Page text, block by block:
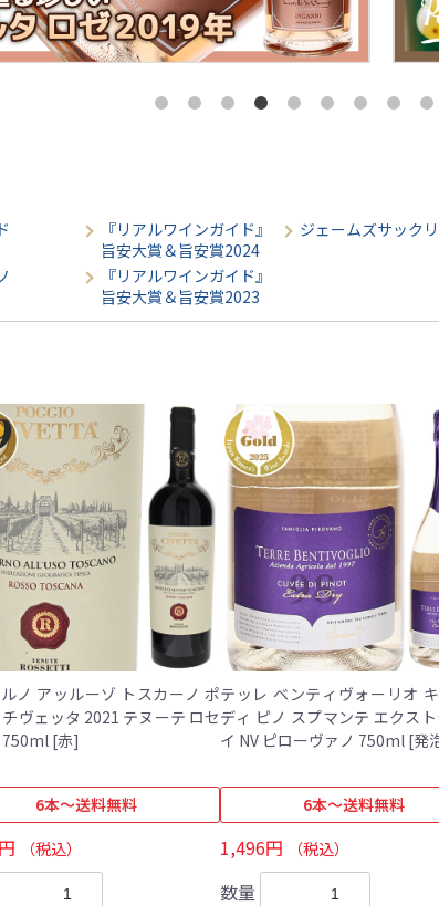
『リアルワインガイド』
旨安大賞＆旨安賞2024
ジェームズサック
『リアルワインガイド』
旨安大賞＆旨安賞2023
ノ アッルーゾ トスカーノ ポ
ヴェッタ 2021 テヌーテ ロセ
ッティ 750ml [赤]
6本～送料無料
（税込）
テッレ ベンティヴォーリオ
ディ ピノ スプマンテ エクス
イ NV ピローヴ
6本～送料無料
1,496円 （税込）
数量